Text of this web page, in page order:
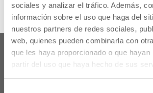
sociales y analizar el tráfico. Además,
información sobre el uso que haga del
nuestros partners de redes sociales,
web, quienes pueden combinarla con
que les haya proporcionado o que hayan
partir del uso que haya hecho de sus